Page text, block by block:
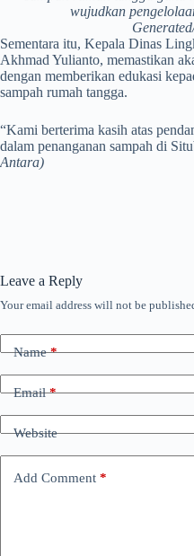
wujudkan
Sementara itu, Kepala Dinas
Akhmad Yulianto, memastikan
dengan memberikan edukasi
sampah rumah tangga.
“Kami berterima kasih atas
dalam penanganan sampah di
Antara)
Leave a Reply
Your email address will not be
Name*
Email*
Website
Add Comment *